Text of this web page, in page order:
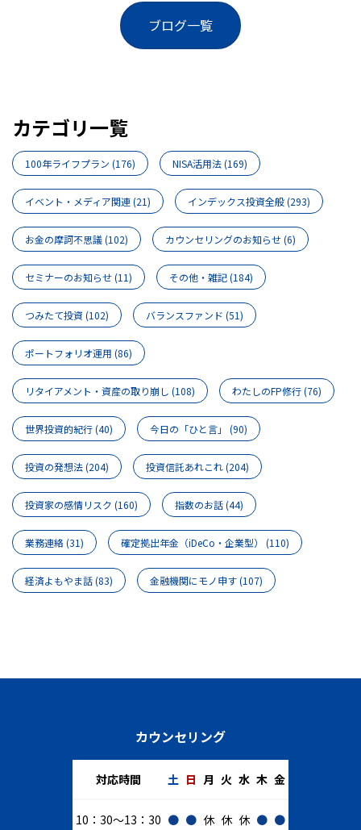
ブログ一覧
カテゴリ一覧
100年ライフプラン (176) NISA活用法(169)
イベント・メディア関連(21) インデックス投資全般(293)
お金の摩訶不思議(102) カウンセリングのお知らせ(6)
セミナーのお知らせ(11) その他・雑記(184)
つみたて投資(102) バランスファンド (51)
ポートフォリオ運用 (86)
リタイアメント・資産の取り崩し (108) わたしのFP修行(76)
世界投資的紀行(40) 今日の「ひと言」 (90)
投資の発想法(204) 投資信託あれこれ(204)
投資家の感情リスク (160) 指数のお話(44)
業務連絡(31) 確定拠出年金（iDeCo・企業型） (110)
経済よもやま話(83) 金融機関にモノ申す(107)
カウンセリング
対応時間 土 日 月 火 水 木 金
10：30～13：30 ● ● 休 休 休 ● ●